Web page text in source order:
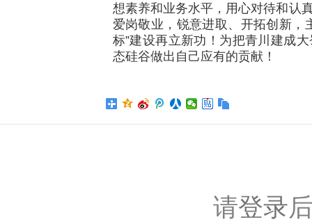
想素养和业务水平，用心对待和认
爱岗敬业，锐意进取、开拓创新，
标”建设再立新功！为把青川建成
态硅谷做出自己应有的贡献！
请登录